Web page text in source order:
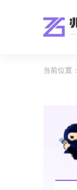
当前位置：